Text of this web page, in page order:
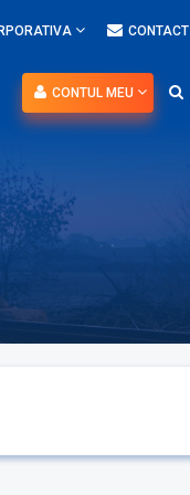
CONTACT
CONTUL MEU